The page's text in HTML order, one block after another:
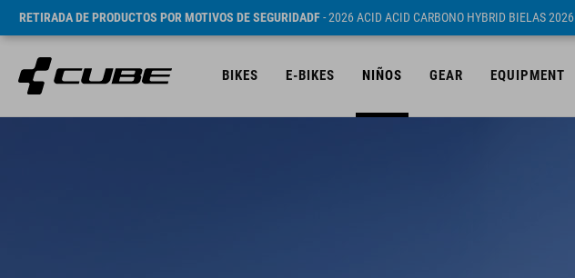
RETIRADA DE PRODUCTOS POR MOTIVOS DE SEGURIDADF- 2026 ACID ACID CARBONO HYBRID BIELAS 2026
BIKES E-BIKES NIÑOS GEAR EQUIPMENT